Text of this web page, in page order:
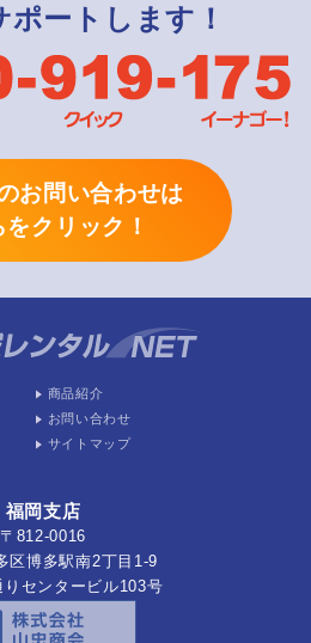
ートします！
お問い合わせは
をクリック！
商品紹介
お問い合わせ
サイトマップ
福岡支店
〒812-0016
区博多駅南2丁目1-9
りセンタービル103号